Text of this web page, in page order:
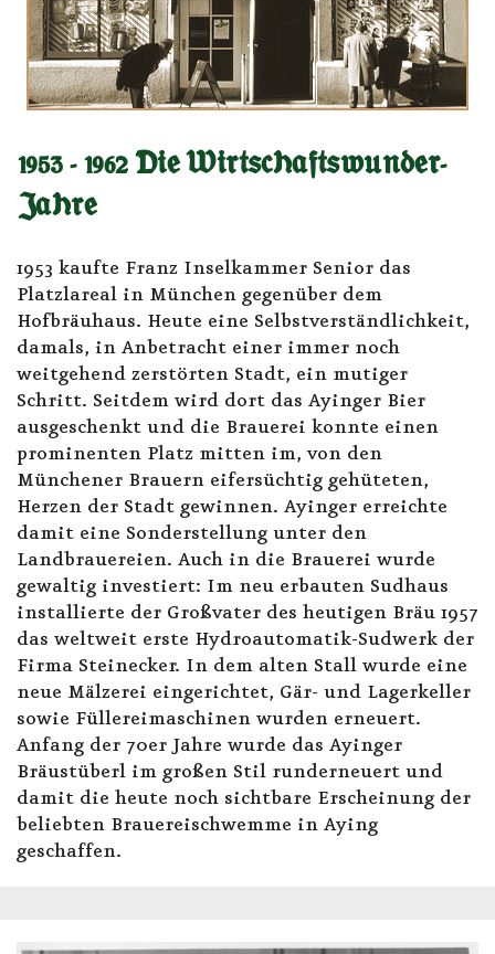
1953 - 1962 Die Wirtschaftswunder-
Jahre
1953 kaufte Franz Inselkammer Senior das
Platzlareal in München gegenüber dem
Hofbräuhaus. Heute eine Selbstverständlichkeit,
damals, in Anbetracht einer immer noch
weitgehend zerstörten Stadt, ein mutiger
Schritt. Seitdem wird dort das Ayinger Bier
ausgeschenkt und die Brauerei konnte einen
prominenten Platz mitten im, von den
Münchener Brauern eifersüchtig gehüteten,
Herzen der Stadt gewinnen. Ayinger erreichte
damit eine Sonderstellung unter den
Landbrauereien. Auch in die Brauerei wurde
gewaltig investiert: Im neu erbauten Sudhaus
installierte der Großvater des heutigen Bräu 1957
das weltweit erste Hydroautomatik-Sudwerk der
Firma Steinecker. In dem alten Stall wurde eine
neue Mälzerei eingerichtet, Gär- und Lagerkeller
sowie Füllereimaschinen wurden erneuert.
Anfang der 70er Jahre wurde das Ayinger
Bräustüberl im großen Stil runderneuert und
damit die heute noch sichtbare Erscheinung der
beliebten Brauereischwemme in Aying
geschaffen.